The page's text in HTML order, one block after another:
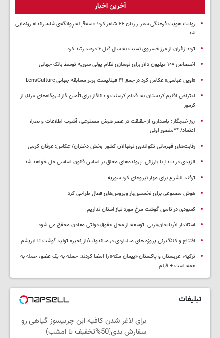
آخرین اخبار
روایت هویت فرهنگی سقز از زبان ۴۴ شاعر کرد؛ «سەقز له ڕوانگەی شاعیراندا» رونمایی
شد
تردد زائران از مرز خسروی نسبت به سال قبل ۶ درصد رشد کرد
اختصاص ۱۰۰ میلیون دلار برای نوسازی نظام پولی سوریه توسط بانک جهانی
«اوین عباسی» عکاس کرد در جمع ۴۱ فینالیست برتر مسابقه جهانی LensCulture
اعتراض اقلیم کردستان به اقدام کرسنت و داناگاز برای تأمین گاز نیروگاه‌های عراق از
کرمور
روز خبرنگار؛ پاسداری از حقیقت در عصر هوش مصنوعی، آشوب اطلاعات و بحران
اعتماد/ **منصور اولی
رقابت‌های قهرمانی تکواندوی نونهالان کشور_بخش دختران/ عکاس: عرفان کرمی
الزیدی در دیدار با بارزانی: پرونده‌های معلق بر اساس قانون اساسی حل خواهد شد
ترفند الشرع برای مهار نیروهای کرد سوریه
هوش مصنوعی برای نخستین‌بار ویروس‌های فعال طراحی کرد
کمبودی در تامین گوشت مرغ مورد نیاز استان نداریم
استاندار آذربایجان‌غربی: توسعه از محل حقوق دولتی معادن محقق می شود
افتتاح و کلنگ زنی پروژه های میلیاردی در میاندوآب/از زنجیره تولید گوشت تا ابریشم
ترکیه، عربستان و پاکستان «پیمان مکه» را امضا کردند؛ حمله به یک عضو، حمله به
همه است + فیلم
تبلیغات
برای لاغر شدن کافیه این چربیسوز گیاهی رو
سفارش بدی(50%تخفیف تا امشب)